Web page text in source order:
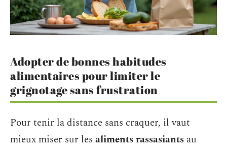
Adopter de bonnes habitudes
alimentaires pour limiter le
grignotage sans frustration
Pour tenir la distance sans craquer, il vaut
mieux miser sur les aliments rassasiants au